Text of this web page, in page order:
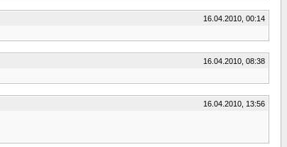
16.04.2010, 00:14
16.04.2010, 08:38
16.04.2010, 13:56